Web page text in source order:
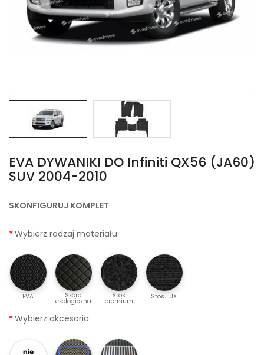
EVA DYWANIKІ DO Infiniti QX56 (JA60)
SUV 2004-2010
SKONFIGURUJ KOMPLET
Wybierz rodzaj materiału
EVA Skóra
ekologiczna
Stos
premium
Stos LUX
Wybierz akcesoria